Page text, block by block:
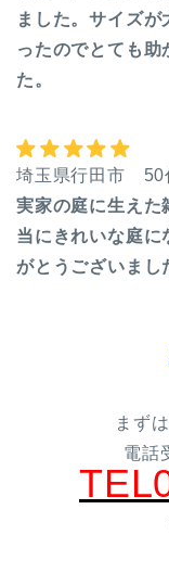
ました。サイズ
ったのでとても助
た。
埼玉県行田市 50
実家の庭に生えた
当にきれいな庭に
がとうございまし
まず
電話